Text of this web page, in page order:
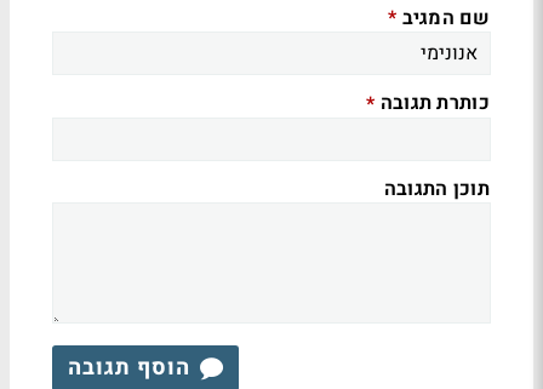
שם המגיב *
כותרת תגובה *
תוכן התגובה
הוסף תגובה